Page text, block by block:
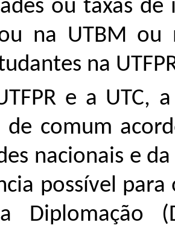
ou taxas de
na UTBM ou
na
e a UTC,
de comum
nacionais e
possível
Diplomação